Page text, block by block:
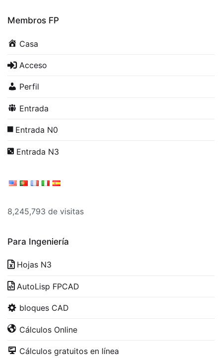
Membros FP
Casa
Acceso
Perfil
Entrada
Entrada N0
Entrada N3
8,245,793 de visitas
Para Ingeniería
Hojas N3
AutoLisp FPCAD
bloques CAD
Cálculos Online
Cálculos gratuitos en línea